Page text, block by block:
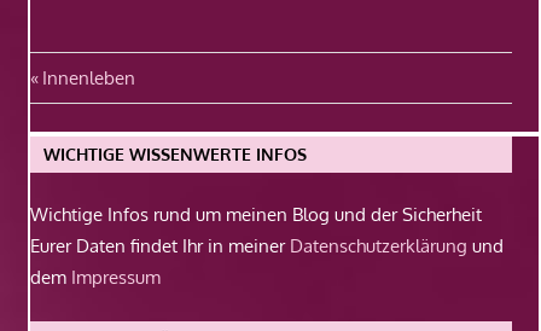
Beitragsnavigation
Vorheriger
Beitrag:
Innenleben
WICHTIGE WISSENWERTE INFOS
Wichtige Infos rund um meinen Blog und der Sicherheit
Eurer Daten findet Ihr in meiner Datenschutzerklärung und
dem Impressum